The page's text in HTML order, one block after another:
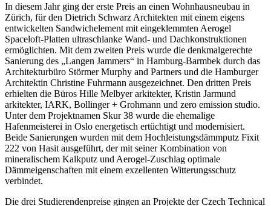
In diesem Jahr ging der erste Preis an einen Wohnhausneubau in
Zürich, für den Dietrich Schwarz Architekten mit einem eigens
entwickelten Sandwichelement mit eingeklemmten Aerogel
Spaceloft-Platten ultraschlanke Wand- und Dachkonstruktionen
ermöglichten. Mit dem zweiten Preis wurde die denkmalgerechte
Sanierung des „Langen Jammers“ in Hamburg-Barmbek durch das
Architekturbüro Störmer Murphy and Partners und die Hamburger
Architektin Christine Fuhrmann ausgezeichnet. Den dritten Preis
erhielten die Büros Hille Melbyer arkitekter, Kristin Jarmund
arkitekter, IARK, Bollinger + Grohmann und zero emission studio.
Unter dem Projektnamen Skur 38 wurde die ehemalige
Hafenmeisterei in Oslo energetisch ertüchtigt und modernisiert.
Beide Sanierungen wurden mit dem Hochleistungsdämmputz Fixit
222 von Hasit ausgeführt, der mit seiner Kombination von
mineralischem Kalkputz und Aerogel-Zuschlag optimale
Dämmeigenschaften mit einem exzellenten Witterungsschutz
verbindet.
Die drei Studierendenpreise gingen an Projekte der Czech Technical